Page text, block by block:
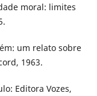
moral: limites
um relato sobre
1963.
Editora Vozes,